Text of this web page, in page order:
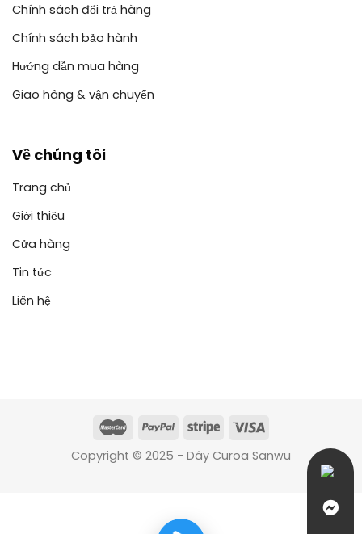
Chính sách đổi trả hàng
Chính sách bảo hành
Hướng dẫn mua hàng
Giao hàng & vận chuyển
Về chúng tôi
Trang chủ
Giới thiệu
Cửa hàng
Tin tức
Liên hệ
Copyright © 2025 - Dây Curoa Sanwu